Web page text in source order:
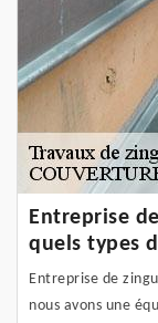
Entreprise
quels types
Entreprise de
nous avons une